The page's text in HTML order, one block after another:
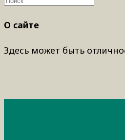
О сайте
Здесь может быть